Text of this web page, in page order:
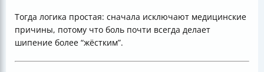
Тогда логика простая: сначала исключают медицинские
причины, потому что боль почти всегда делает
шипение более “жёстким”.